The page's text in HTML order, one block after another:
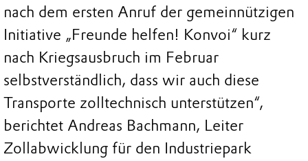
nach dem ersten Anruf der gemeinnützigen
Initiative „Freunde helfen! Konvoi“ kurz
nach Kriegsausbruch im Februar
selbstverständlich, dass wir auch diese
Transporte zolltechnisch unterstützen“,
berichtet Andreas Bachmann, Leiter
Zollabwicklung für den Industriepark